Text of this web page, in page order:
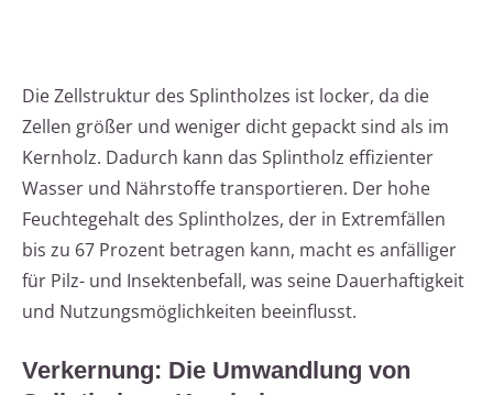
Die Zellstruktur des Splintholzes ist locker, da die
Zellen größer und weniger dicht gepackt sind als im
Kernholz. Dadurch kann das Splintholz effizienter
Wasser und Nährstoffe transportieren. Der hohe
Feuchtegehalt des Splintholzes, der in Extremfällen
bis zu 67 Prozent betragen kann, macht es anfälliger
für Pilz- und Insektenbefall, was seine Dauerhaftigkeit
und Nutzungsmöglichkeiten beeinflusst.
Verkernung: Die Umwandlung von